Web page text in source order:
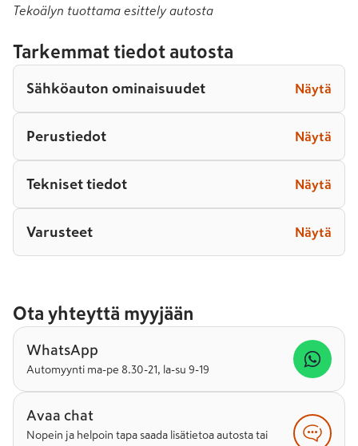
Tekoälyn tuottama esittely autosta
Tarkemmat tiedot autosta
Sähköauton ominaisuudet Näytä
Perustiedot Näytä
Tekniset tiedot Näytä
Varusteet Näytä
Ota yhteyttä myyjään
WhatsApp
Automyynti ma-pe 8.30-21, la-su 9-19
Avaa chat
Nopein ja helpoin tapa saada lisätietoa autosta tai